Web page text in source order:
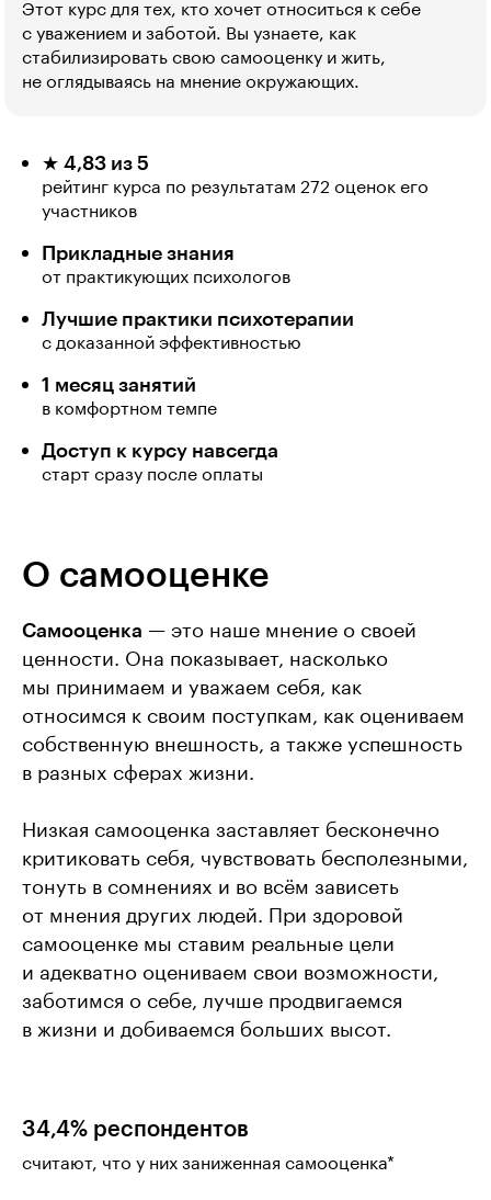
Этот курс для тех, кто хочет относиться к себе
с уважением и заботой. Вы узнаете, как
стабилизировать свою самооценку и жить,
не оглядываясь на мнение окружающих.
★ 4,83 из 5
рейтинг курса по результатам 272 оценок его
участников
Прикладные знания
от практикующих психологов
Лучшие практики психотерапии
с доказанной эффективностью
1 месяц занятий
в комфортном темпе
Доступ к курсу навсегда
старт сразу после оплаты
О самооценке
Самооценка — это наше мнение о своей
ценности. Она показывает, насколько
мы принимаем и уважаем себя, как
относимся к своим поступкам, как оцениваем
собственную внешность, а также успешность
в разных сферах жизни.
Низкая самооценка заставляет бесконечно
критиковать себя, чувствовать бесполезными,
тонуть в сомнениях и во всём зависеть
от мнения других людей. При здоровой
самооценке мы ставим реальные цели
и адекватно оцениваем свои возможности,
заботимся о себе, лучше продвигаемся
в жизни и добиваемся больших высот.
34,4% респондентов
считают, что у них заниженная самооценка*